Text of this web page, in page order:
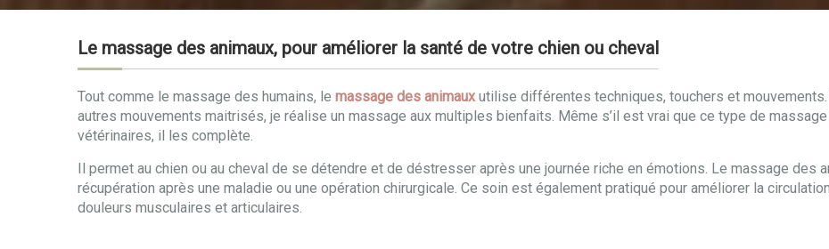
Le massage des animaux, pour améliorer la santé de votre chien ou cheval
Tout comme le massage des humains, le massage des animauxutilise différentes techniques, touchers et
autres mouvements maitrisés, je réalise un massage aux multiples bienfaits. Même s’il est vrai que ce type de
vétérinaires, il les complète.
Il permet au chien ou au cheval de se détendre et de déstresser après une journée riche en émotions. Le massage des
récupération après une maladie ou une opération chirurgicale. Ce soin est également pratiqué pour améliorer la
douleurs musculaires et articulaires.